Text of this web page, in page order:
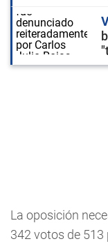
La oposición
342 votos de 513